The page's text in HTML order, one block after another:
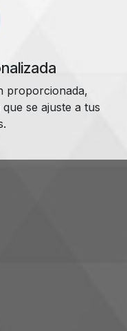
proporcionada,
se ajuste a tus